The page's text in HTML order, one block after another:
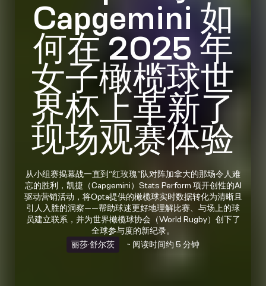
Capgemini 如
何在 2025 年
女子橄榄球世
界杯上革新了
现场观赛体验
从小组赛揭幕战一直到“红玫瑰”队对阵加拿大的那场令人难
忘的胜利，凯捷（Capgemini）Stats Perform 项开创性的AI
驱动营销活动，将Opta提供的橄榄球实时数据转化为清晰且
引人入胜的洞察——帮助球迷更好地理解比赛、与场上的球
员建立联系，并为世界橄榄球协会（World Rugby）创下了
全球参与度的新纪录。
丽莎·舒尔茨
~ 阅读时间约 5 分钟